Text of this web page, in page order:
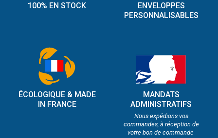
100% EN STOCK
ENVELOPPES
PERSONNALISABLES
ÉCOLOGIQUE & MADE
IN FRANCE
MANDATS
ADMINISTRATIFS
Nous expédions vos
commandes, à réception de
votre bon de commande